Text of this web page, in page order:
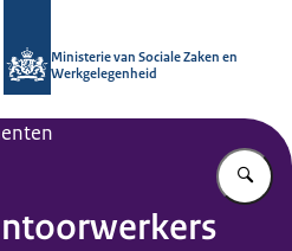
Ministerie van Sociale Zaken en
Werkgelegenheid